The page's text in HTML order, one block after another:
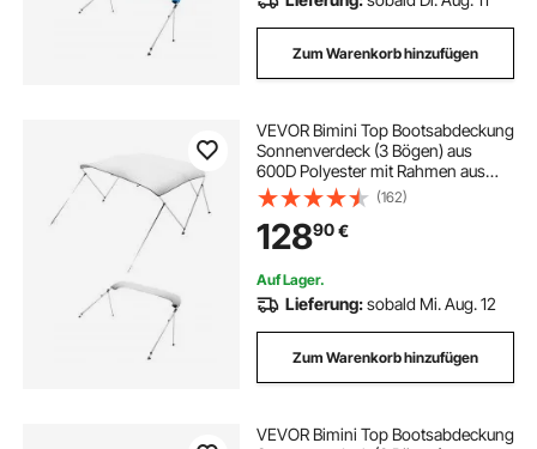
Zum Warenkorb hinzufügen
VEVOR Bimini Top Bootsabdeckung
Sonnenverdeck (3 Bögen) aus
600D Polyester mit Rahmen aus
Aluminiumlegierung, wasserdichte
Sonnenschutz-Bootsmarkise mit
Aufbewahrungstasche, 216-229
cm (B) Hellgrau
(162)
12890€
Auf Lager.
Lieferung:sobald Mi. Aug. 12
Zum Warenkorb hinzufügen
VEVOR Bimini Top Bootsabdeckung